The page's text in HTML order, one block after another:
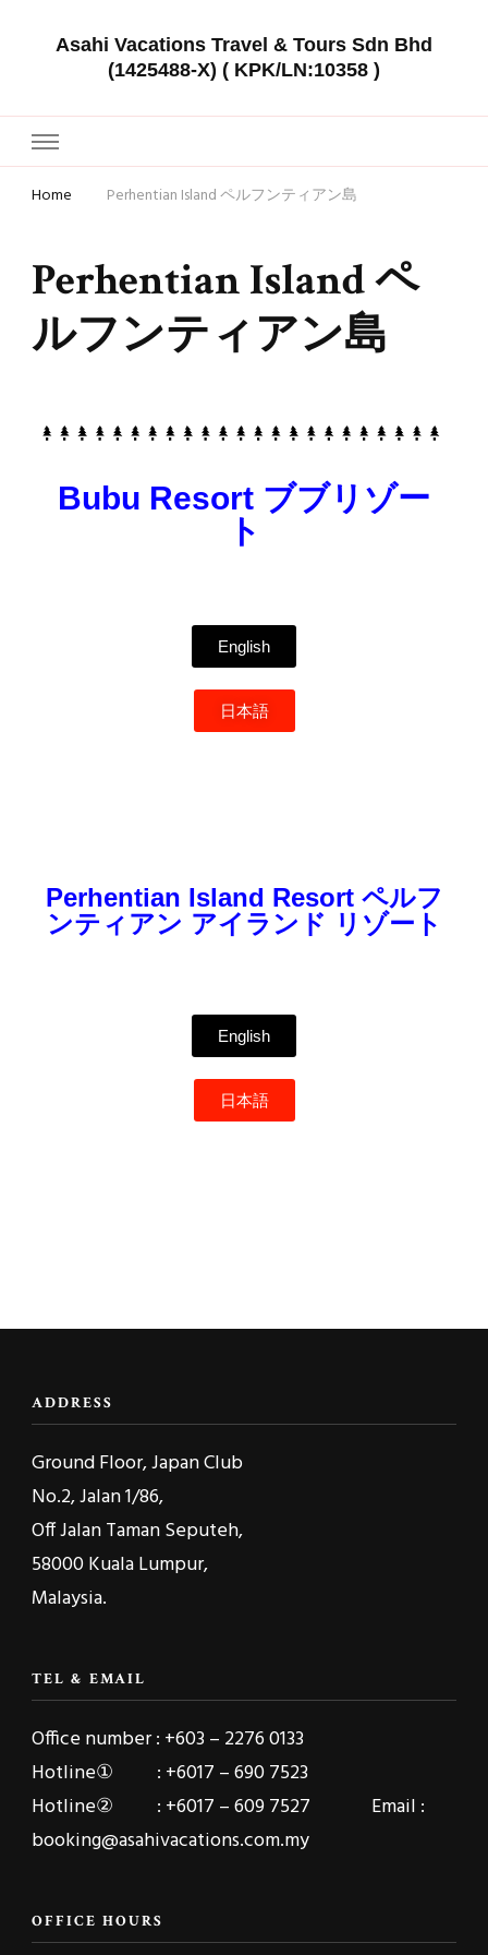
Asahi Vacations Travel & Tours Sdn Bhd
(1425488-X) ( KPK/LN:10358 )
Home Perhentian Island ペルフンティアン島
Perhentian Island ペ
ルフンティアン島
Bubu Resort ブブリゾー
ト
English
日本語
Perhentian Island Resort ペルフ
ンティアン アイランド リゾート
English
日本語
ADDRESS
Ground Floor, Japan Club
No.2, Jalan 1/86,
Off Jalan Taman Seputeh,
58000 Kuala Lumpur,
Malaysia.
TEL & EMAIL
Office number : +603 – 2276 0133
Hotline① : +6017 – 690 7523
Hotline② : +6017 – 609 7527 Email :
booking@asahivacations.com.my
OFFICE HOURS